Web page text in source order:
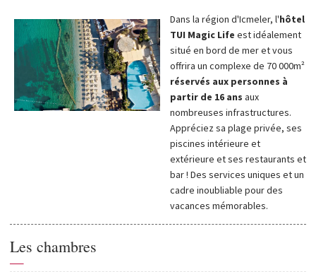
Dans la région d'Icmeler, l'hôtel
TUI Magic Life est idéalement
situé en bord de mer et vous
offrira un complexe de 70 000m²
réservés aux personnes à
partir de 16 ans aux
nombreuses infrastructures.
Appréciez sa plage privée, ses
piscines intérieure et
extérieure et ses restaurants et
bar ! Des services uniques et un
cadre inoubliable pour des
vacances mémorables.
Les chambres
—